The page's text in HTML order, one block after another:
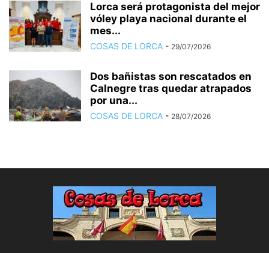
Lorca será protagonista del mejor
vóley playa nacional durante el
mes...
COSAS DE LORCA - 29/07/2026
Dos bañistas son rescatados en
Calnegre tras quedar atrapados
por una...
COSAS DE LORCA - 28/07/2026